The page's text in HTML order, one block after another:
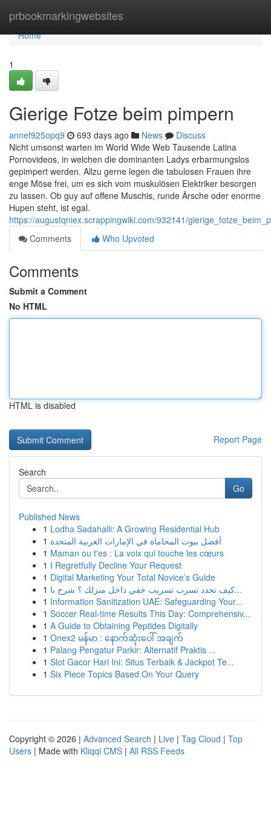
prbookmarkingwebsites
Home
Home
1
Gierige Fotze beim pimpern
annef925opq9 693 days ago News
Discuss
Nicht umsonst warten im World Wide Web Tausende Latina
Pornovideos, in welchen die dominanten Ladys erbarmungslos
gepimpert werden. Allzu gerne legen die tabulosen Frauen ihre
enge Möse frei, um es sich vom muskulösen Elektriker besorgen
zu lassen. Ob guy auf offene Muschis, runde Ärsche oder enorme
Hupen steht, ist egal.
https://augustqniex.scrappingwiki.com/932141/
Comments
Who Upvoted
Comments
Submit a Comment
No HTML
HTML is disabled
Report Page
Search
Go
Published News
1 Lodha Sadahalli: A Growing Residential Hub
1 أفضل بيوت المحاماة في الإمارات العربية المتحدة
1 Maman ou t'es : La voix qui touche les cœurs
1 I Regretfully Decline Your Request
1 Digital Marketing Your Total Novice’s Guide
1
كيف تحدد تسرب تسريب خفي داخل منزلك ؟ شرح با...
1 Information Sanitization UAE: Safeguarding Your...
1 Soccer Real-time Results This Day: Comprehensiv...
1 A Guide to Obtaining Peptides Digitally
1 Onex2 မန်မာ : နောက်ဆုံးပေါ် အချက်
1 Palang Pengatur Parkir: Alternatif Praktis ...
1 Slot Gacor Hari Ini: Situs Terbaik & Jackpot Te...
1 Six Piece Topics Based On Your Query
Copyright © 2026 | Advanced Search | Live | Tag Cloud | Top
Users | Made with Kliqqi CMS | All RSS Feeds